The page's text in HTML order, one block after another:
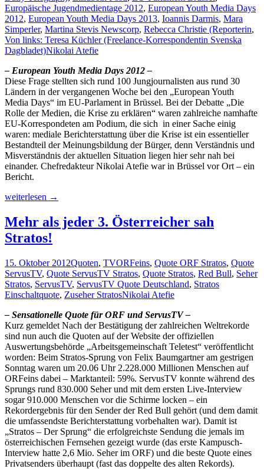
ist“
Europäische Jugendmedientage 2012, European Youth Media Days
2012, European Youth Media Days 2013, Ioannis Darmis, Mara
Simperler, Martina Stevis Newscorp, Rebecca Christie (Reporterin,
Von links: Teresa Küchler (Freelance-Korrespondentin Svenska
Dagbladet)Nikolai Atefie
– European Youth Media Days 2012 –
Diese Frage stellten sich rund 100 Jungjournalisten aus rund 30
Ländern in der vergangenen Woche bei den „European Youth
Media Days“ im EU-Parlament in Brüssel. Bei der Debatte „Die
Rolle der Medien, die Krise zu erklären“ waren zahlreiche namhafte
EU-Korrespondeten am Podium, die sich in einer Sache einig
waren: mediale Berichterstattung über die Krise ist ein essentieller
Bestandteil der Meinungsbildung der Bürger, denn Verständnis und
Misverständnis der aktuellen Situation liegen hier sehr nah bei
einander. Chefredakteur Nikolai Atefie war in Brüssel vor Ort – ein
Bericht.
Stehen
alleine
besser
da?
weiterlesen →
Mehr als jeder 3. Österreicher sah
Stratos!
15. Oktober 2012Quoten, TVORFeins, Quote ORF Stratos, Quote
ServusTV, Quote ServusTV Stratos, Quote Stratos, Red Bull, Seher
Stratos, ServusTV, ServusTV Quote Deutschland, Stratos
Einschaltquote, Zuseher StratosNikolai Atefie
– Sensationelle Quote für ORF und ServusTV –
Kurz gemeldet Nach der Bestätigung der zahlreichen Weltrekorde
sind nun auch die Quoten auf der Website der offiziellen
Auswertungsbehörde „Arbeitsgemeinschaft Teletest“ veröffentlicht
worden: Beim Stratos-Sprung von Felix Baumgartner am gestrigen
Sonntag waren um 20.06 Uhr 2.228.000 Millionen Menschen auf
ORFeins dabei – Marktanteil: 59%. ServusTV konnte während des
Sprungs rund 830.000 Seher und mit dem ersten Live-Interview
sogar 910.000 Menschen vor die Schirme locken – ein
Rekordergebnis für den Sender der Red Bull gehört (und dem damit
die umfassendste Berichterstattung vorbehalten war). Damit ist
„Stratos – Der Sprung“ die erfolgreichste Sendung die jemals im
österreichischen Fernsehen gezeigt wurde (das erste Kampusch-
Interview hatte 2,6 Mio. Seher im ORF) und die beste Quote eines
Privatsenders überhaupt (fast das doppelte des alten Rekords).